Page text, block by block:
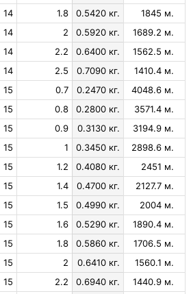
14 1.8 0.5420 кг.
1845 м.
14 2 0.5920 кг.
1689.2 м.
14 2.2 0.6400 кг.
1562.5 м.
14 2.5 0.7090 кг.
1410.4 м.
15 0.7 0.2470 кг.
4048.6 м.
15 0.8 0.2800 кг.
3571.4 м.
15 0.9 0.3130 кг.
3194.9 м.
15 1 0.3450 кг.
2898.6 м.
15 1.2 0.4080 кг.
2451 м.
15 1.4 0.4700 кг.
2127.7 м.
15 1.5 0.4990 кг.
2004 м.
15 1.6 0.5290 кг.
1890.4 м.
15 1.8 0.5860 кг.
1706.5 м.
15 2 0.6410 кг.
1560.1 м.
15 2.2 0.6940 кг.
1440.9 м.